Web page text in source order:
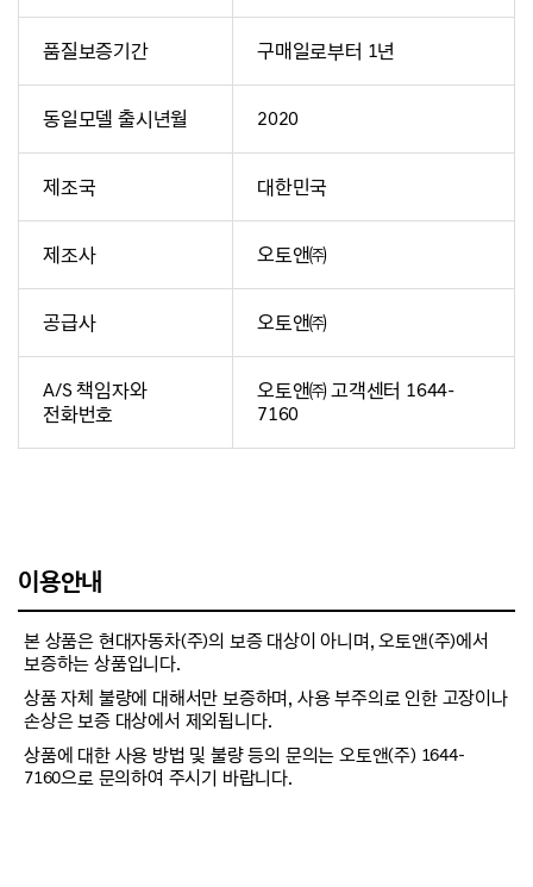
품질보증기간 구매일로부터 1년
동일모델 출시년월 2020
제조국 대한민국
제조사 오토앤㈜
공급사 오토앤㈜
A/S 책임자와
전화번호
오토앤㈜ 고객센터 1644-
7160
이용안내
본 상품은 현대자동차(주)의 보증 대상이 아니며, 오토앤(주)에서
보증하는 상품입니다.
상품 자체 불량에 대해서만 보증하며, 사용 부주의로 인한 고장이나
손상은 보증 대상에서 제외됩니다.
상품에 대한 사용 방법 및 불량 등의 문의는 오토앤(주) 1644-
7160으로 문의하여 주시기 바랍니다.